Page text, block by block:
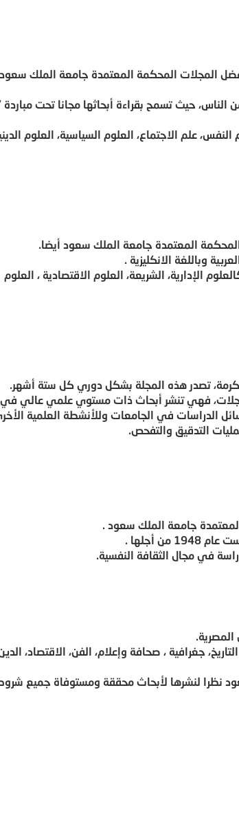
المجلات المحكمة المعتمدة جامعة الملك
حيث تسمح بقراءة أبحاثها مجانا تحت مباردة
علم الاجتماع، العلوم السياسية، العلوم
وباللغة الانكليزية .
الإدارية، الشريعة، العلوم الاقتصادية ، العلوم
تصدر هذه المجلة بشكل دوري كل ستة أشهر.
فهي تنشر أبحاث ذات مستوي علمي عالي
الدراسات في الجامعات وللأنشطة العلمية
التدقيق والتفحص.
جامعة الملك سعود .
أجلها .
في مجال الثقافة النفسية.
جغرافية ، صحافة وإعلام، الفن، الاقتصاد،
نظرا لنشرها لأبحاث محققة ومستوفاة جميع